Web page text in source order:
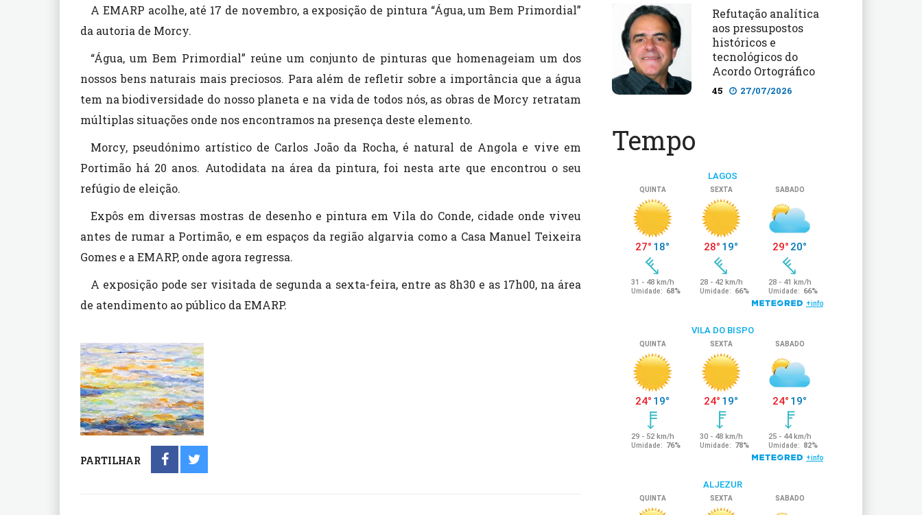
A EMARP acolhe, até 17 de novembro, a exposição de pintura “Água, um Bem Primordial”
da autoria de Morcy.
“Água, um Bem Primordial” reúne um conjunto de pinturas que homenageiam um dos
nossos bens naturais mais preciosos. Para além de refletir sobre a importância que a água
tem na biodiversidade do nosso planeta e na vida de todos nós, as obras de Morcy retratam
múltiplas situações onde nos encontramos na presença deste elemento.
Morcy, pseudónimo artístico de Carlos João da Rocha, é natural de Angola e vive em
Portimão há 20 anos. Autodidata na área da pintura, foi nesta arte que encontrou o seu
refúgio de eleição.
Expôs em diversas mostras de desenho e pintura em Vila do Conde, cidade onde viveu
antes de rumar a Portimão, e em espaços da região algarvia como a Casa Manuel Teixeira
Gomes e a EMARP, onde agora regressa.
A exposição pode ser visitada de segunda a sexta-feira, entre as 8h30 e as 17h00, na área
de atendimento ao público da EMARP.
PARTILHAR
Refutação analítica
aos pressupostos
históricos e
tecnológicos do
Acordo Ortográfico
45 27/07/2026
Tempo